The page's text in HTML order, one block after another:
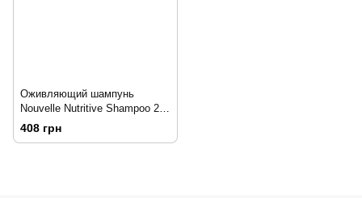
Оживляющий шампунь
Nouvelle Nutritive Shampoo 250
мл.
408 грн